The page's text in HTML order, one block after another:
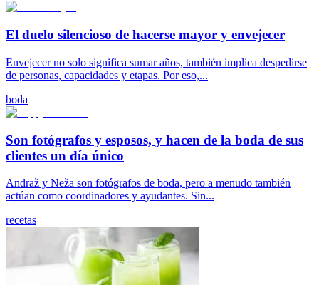
El duelo silencioso de hacerse mayor y envejecer
Envejecer no solo significa sumar años, también implica despedirse
de personas, capacidades y etapas. Por eso,...
boda
Son fotógrafos y esposos, y hacen de la boda de sus
clientes un día único
Andraž y Neža son fotógrafos de boda, pero a menudo también
actúan como coordinadores y ayudantes. Sin...
recetas